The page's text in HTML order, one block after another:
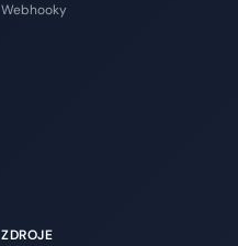
Webhooky
ZDROJE